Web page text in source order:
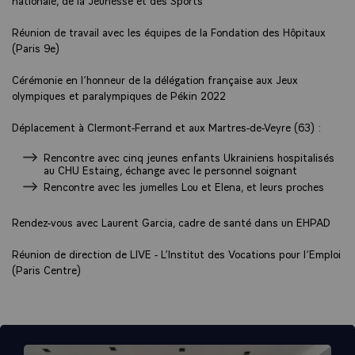
Réunion de travail avec les équipes de la Fondation des Hôpitaux
(Paris 9e)
Cérémonie en l’honneur de la délégation française aux Jeux
olympiques et paralympiques de Pékin 2022
Déplacement à Clermont-Ferrand et aux Martres-de-Veyre (63) :
Rencontre avec cinq jeunes enfants Ukrainiens hospitalisés
au CHU Estaing, échange avec le personnel soignant
Rencontre avec les jumelles Lou et Elena, et leurs proches
Rendez-vous avec Laurent Garcia, cadre de santé dans un EHPAD
Réunion de direction de LIVE - L’Institut des Vocations pour l’Emploi
(Paris Centre)